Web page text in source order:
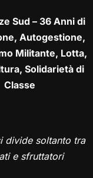
Sud – 36 Anni di
Autogestione,
Militante, Lotta,
Solidarietà di
Classe
divide soltanto tra
e sfruttatori